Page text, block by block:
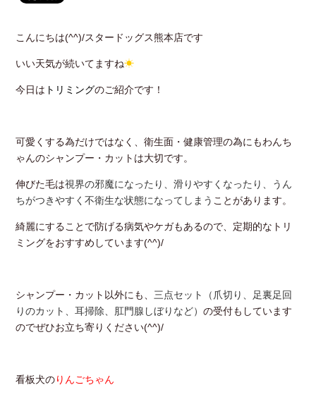
こんにちは(^^)/スタードッグス熊本店です
いい天気が続いてますね☀
今日は トリミングのご紹介です！
可愛くする為だけではなく、衛生面・健康管理の為にもわんち
ゃんのシャンプー・カットは大切です。
伸びた毛は視界の邪魔になったり、滑りやすくなったり、うん
ちがつきやすく不衛生な状態になってしまう ことがあります。
綺麗にすることで防げる病気やケガもあるので、定期的なトリ
ミングをおすすめしています(^^)/
シャンプー・カット以外にも、 三点セット（爪切り、足裏足回
りのカット、耳掃除、肛門腺しぼりなど） の受付もしています
のでぜひお立ち寄りください(^^)/
看板犬のりんごちゃん